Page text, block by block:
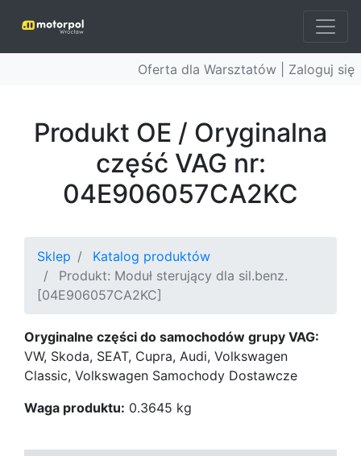
Oferta dla Warsztatów | Zaloguj się
Produkt OE / Oryginalna
część VAG nr:
04E906057CA2KC
Sklep
Katalog produktów
Produkt: Moduł sterujący dla sil.benz.
[04E906057CA2KC]
Oryginalne części do samochodów grupy VAG:
VW, Skoda, SEAT, Cupra, Audi, Volkswagen
Classic, Volkswagen Samochody Dostawcze
Waga produktu: 0.3645 kg